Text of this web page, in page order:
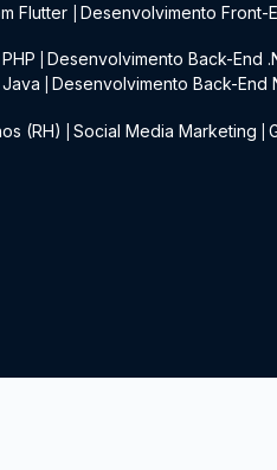
Flutter Desenvolvimento Front-
Desenvolvimento Back-End
Desenvolvimento Back-End
(RH) Social Media Marketing